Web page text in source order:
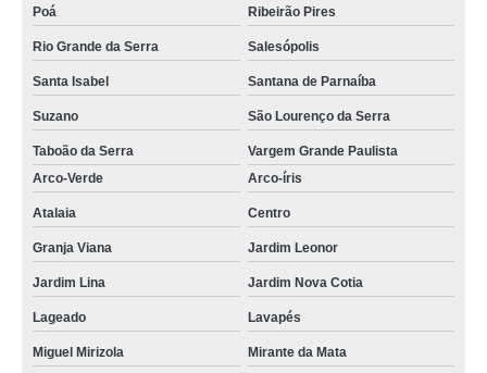
Poá Ribeirão Pires
Rio Grande da Serra Salesópolis
Santa Isabel Santana de Parnaíba
Suzano São Lourenço da Serra
Taboão da Serra
Vargem Grande Paulista
Arco-Verde
Arco-íris
Atalaia Centro
Granja Viana Jardim Leonor
Jardim Lina Jardim Nova Cotia
Lageado Lavapés
Miguel Mirizola Mirante da Mata